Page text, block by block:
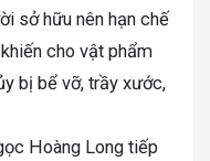
sở hữu nên hạn chế
cho vật phẩm
bị bể vỡ, trầy xước,
Hoàng Long tiếp